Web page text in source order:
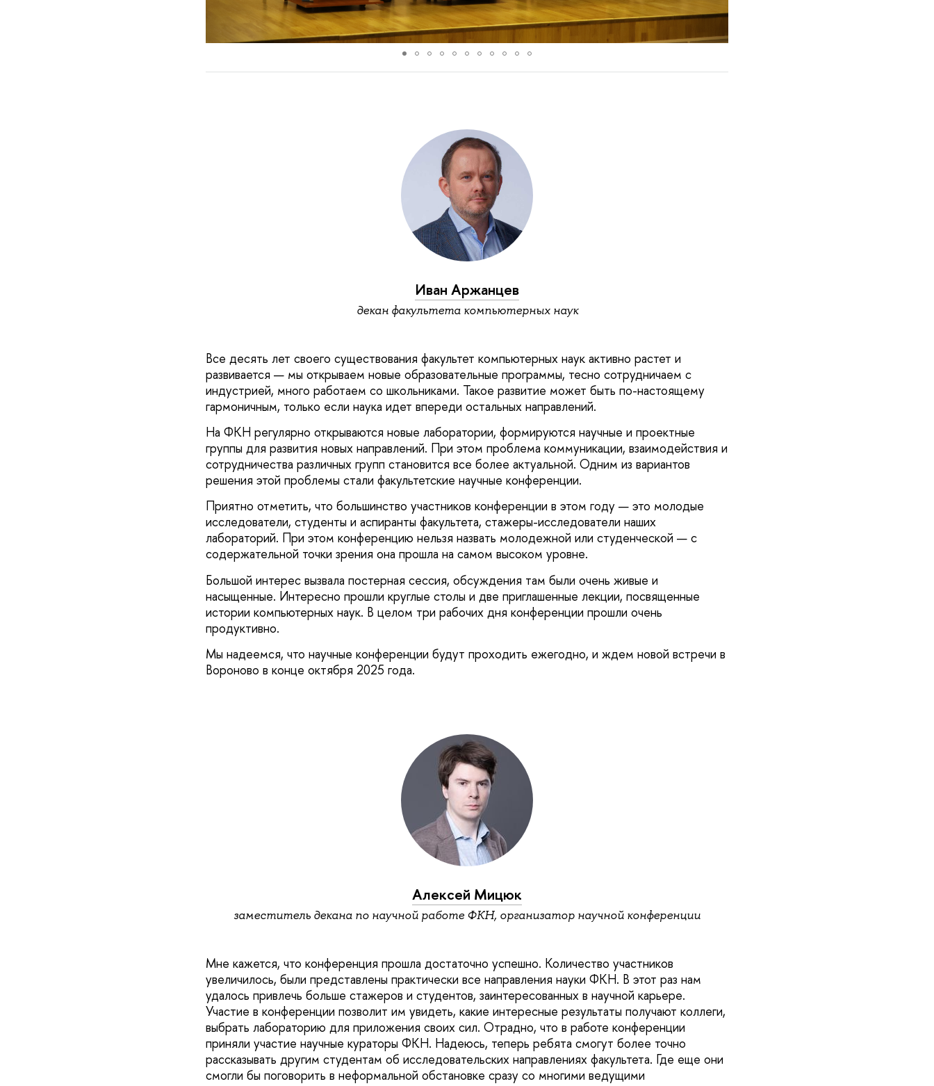
Иван Аржанцев
декан факультета компьютерных наук
Все десять лет своего существования факультет компьютерных наук активно растет и
развивается — мы открываем новые образовательные программы, тесно сотрудничаем с
индустрией, много работаем со школьниками. Такое развитие может быть по-настоящему
гармоничным, только если наука идет впереди остальных направлений.
На ФКН регулярно открываются новые лаборатории, формируются научные и проектные
группы для развития новых направлений. При этом проблема коммуникации, взаимодействия и
сотрудничества различных групп становится все более актуальной. Одним из вариантов
решения этой проблемы стали факультетские научные конференции.
Приятно отметить, что большинство участников конференции в этом году — это молодые
исследователи, студенты и аспиранты факультета, стажеры-исследователи наших
лабораторий. При этом конференцию нельзя назвать молодежной или студенческой — с
содержательной точки зрения она прошла на самом высоком уровне.
Большой интерес вызвала постерная сессия, обсуждения там были очень живые и
насыщенные. Интересно прошли круглые столы и две приглашенные лекции, посвященные
истории компьютерных наук. В целом три рабочих дня конференции прошли очень
продуктивно.
Мы надеемся, что научные конференции будут проходить ежегодно, и ждем новой встречи в
Вороново в конце октября 2025 года.
Алексей Мицюк
заместитель декана по научной работе ФКН, организатор научной конференции
Мне кажется, что конференция прошла достаточно успешно. Количество участников
увеличилось, были представлены практически все направления науки ФКН. В этот раз нам
удалось привлечь больше стажеров и студентов, заинтересованных в научной карьере.
Участие в конференции позволит им увидеть, какие интересные результаты получают коллеги,
выбрать лабораторию для приложения своих сил. Отрадно, что в работе конференции
приняли участие научные кураторы ФКН. Надеюсь, теперь ребята смогут более точно
рассказывать другим студентам об исследовательских направлениях факультета. Где еще они
смогли бы поговорить в неформальной обстановке сразу со многими ведущими